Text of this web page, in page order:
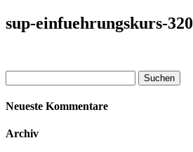
sup-einfuehrungskurs-320
nach:
Neueste Kommentare
Archiv